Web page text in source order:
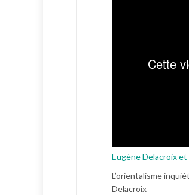
Eugène Delacroix et
L’orientalisme
Delacroix